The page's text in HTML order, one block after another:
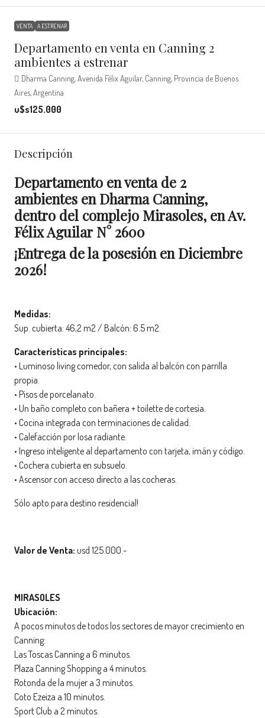
VENTA A ESTRENAR
Departamento en venta en Canning 2
ambientes a estrenar
Dharma Canning, Avenida Félix Aguilar, Canning, Provincia de Buenos
Aires, Argentina
u$s125.000
Descripción
Departamento en venta de 2
ambientes en Dharma Canning,
dentro del complejo Mirasoles, en Av.
Félix Aguilar N° 2600
¡Entrega de la posesión en Diciembre
2026!
Medidas:
Sup. cubierta: 46,2 m2 / Balcón: 6.5 m2.
Características principales:
• Luminoso living comedor, con salida al balcón con parrilla
propia.
• Pisos de porcelanato.
• Un baño completo con bañera + toilette de cortesía.
• Cocina integrada con terminaciones de calidad.
• Calefacción por losa radiante.
• Ingreso inteligente al departamento con tarjeta, imán y código.
• Cochera cubierta en subsuelo.
• Ascensor con acceso directo a las cocheras.
Sólo apto para destino residencial!
Valor de Venta: usd 125.000.-
MIRASOLES
Ubicación:
A pocos minutos de todos los sectores de mayor crecimiento en
Canning:
Las Toscas Canning a 6 minutos.
Plaza Canning Shopping a 4 minutos.
Rotonda de la mujer a 3 minutos.
Coto Ezeiza a 10 minutos.
Sport Club a 2 minutos.